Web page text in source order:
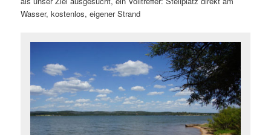
Wasser, kostenlos, eigener Strand